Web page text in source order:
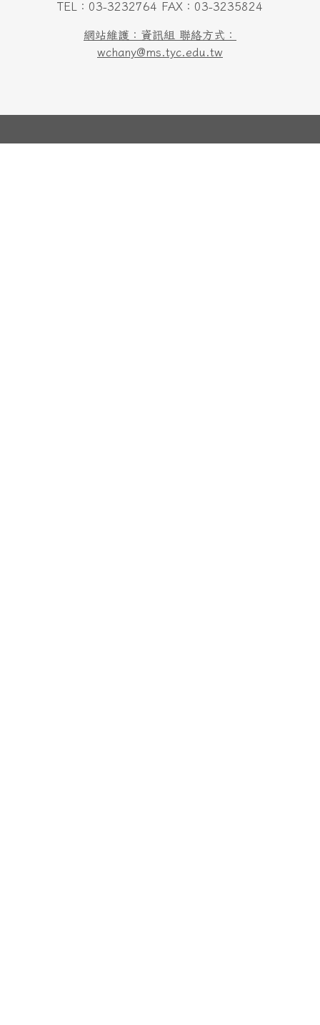
TEL：03-3232764 FAX：03-3235824
網站維護：資訊組 聯絡方式：
wchany@ms.tyc.edu.tw